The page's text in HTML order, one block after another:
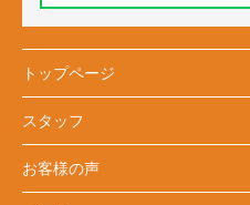
トップページ
スタッフ
お客様の声